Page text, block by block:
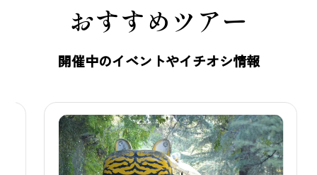
ちでないお客様や、運転免許をお持
を楽しみたいお客様は、ぜひこの機
では高崎方面から上信電鉄で乗り継
いでお越しいただけますので、都心
からお越しの際も乗り換えがスムー
ズです。 また、隣接する世界文化遺
おすすめツアー
開催中のイベントやイチオシ情報